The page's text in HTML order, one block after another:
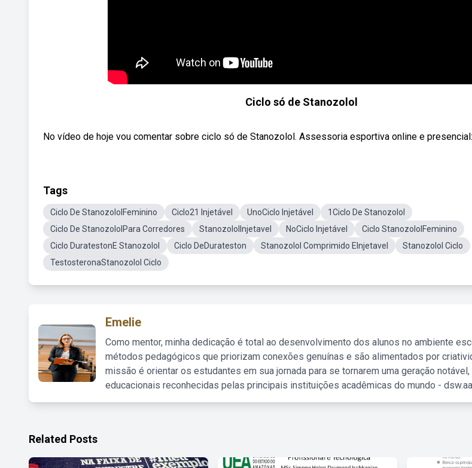
Ciclo só de Stanozolol
No vídeo de hoje vou comentar sobre ciclo só de Stanozolol. Assessoria esportiva online e presencial:
Tags
Ciclo De StanozololFeminino Ciclo21 Injetável UnoCiclo Injetável
1Ciclo De Stanozolol
Ciclo De StanozololPara Corredores
StanozololInjetavel NoCiclo Injetável
Ciclo StanozololFeminino
Ciclo DuratestonE Stanozolol
Ciclo DeDurateston Stanozolol Comprimido EInjetavel
Stanozolol Ciclo
TestosteronaStanozolol Ciclo
Emelie
Como mentor, minha dedicação é total ao desenvolvimento dos alunos no ambiente
métodos pedagógicos que priorizam conexões genuínas e são alimentados por
missão é orientar os estudantes em sua jornada para se tornarem uma geração
educacionais reconhecidas pelas principais instituições acadêmicas do mundo -
Related Posts